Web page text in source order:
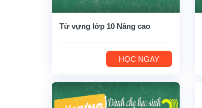
Từ vựng lớp 10 Nâng cao
HỌC NGAY